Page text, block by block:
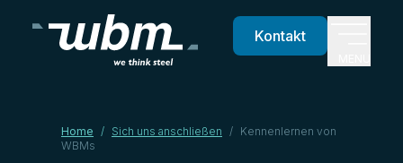
Kontakt
Home / Sich uns anschließen / Kennenlernen von
WBMs